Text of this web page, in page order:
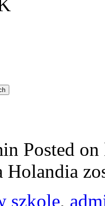
Posted
Holandia
szkole,